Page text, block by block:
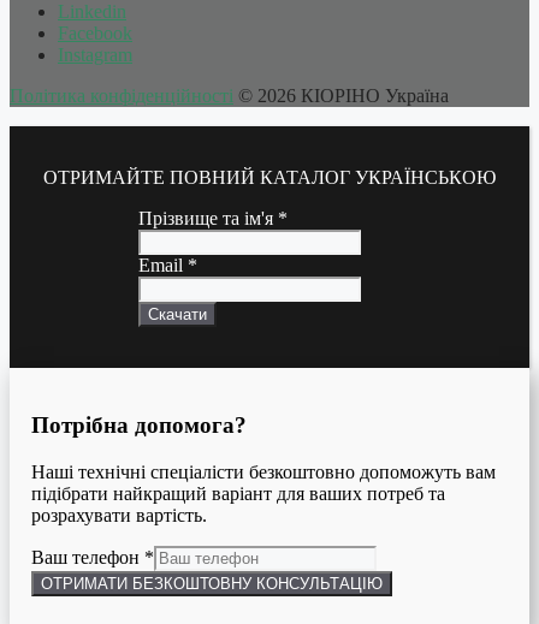
Linkedin
Facebook
Instagram
Політика конфіденційності © 2026 КІОРІНО Україна
ОТРИМАЙТЕ ПОВНИЙ КАТАЛОГ УКРАЇНСЬКОЮ
Прізвище та ім'я *
Email *
Скачати
Потрібна допомога?
Наші технічні спеціалісти безкоштовно допоможуть вам
підібрати найкращий варіант для ваших потреб та
розрахувати вартість.
Ваш телефон *
ОТРИМАТИ БЕЗКОШТОВНУ КОНСУЛЬТАЦІЮ